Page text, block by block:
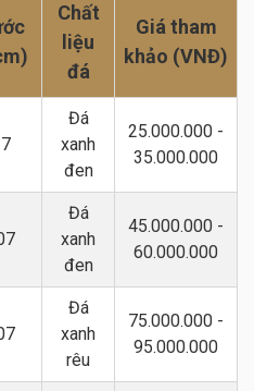
Chất
liệu
đá
Giá tham
khảo (VNĐ)
Đá
xanh
đen
25.000.000 -
35.000.000
Đá
xanh
đen
45.000.000 -
60.000.000
Đá
xanh
rêu
75.000.000 -
95.000.000